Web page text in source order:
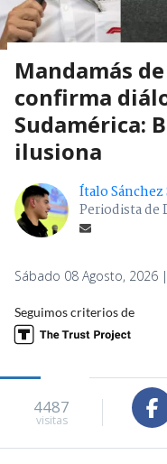
Mandamás
confirma
Sudamérica:
ilusiona
Ítalo
Periodista de
Sábado 08 Agosto, 2026
Seguimos criterios de
4487
visitas